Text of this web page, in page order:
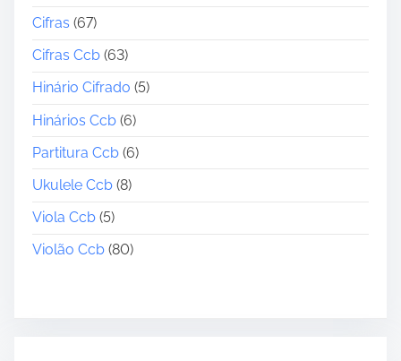
Cifras (67)
Cifras Ccb (63)
Hinário Cifrado (5)
Hinários Ccb (6)
Partitura Ccb (6)
Ukulele Ccb (8)
Viola Ccb (5)
Violão Ccb (80)